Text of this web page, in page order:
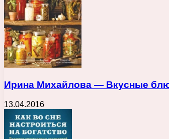
Ирина Михайлова — Вкусные
13.04.2016